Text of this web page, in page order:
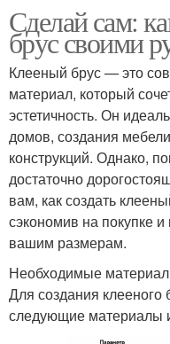
Сделай сам:
брус своими
Клееный брус — это
материал, который
эстетичность. Он
домов, создания
конструкций. Однако,
достаточно
вам, как создать
сэкономив на покупке
вашим размерам.
Необходимые
Для создания клееного
следующие материалы